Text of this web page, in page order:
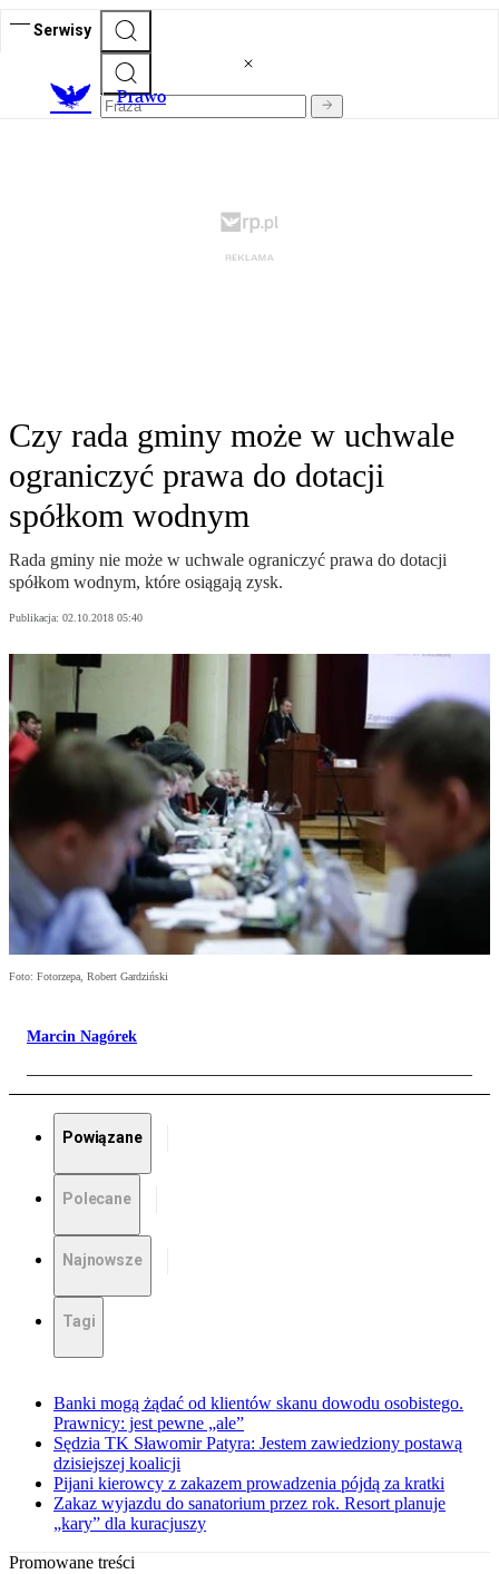
Serwisy
Prawo
Czy rada gminy może w uchwale
ograniczyć prawa do dotacji
spółkom wodnym
Rada gminy nie może w uchwale ograniczyć prawa do dotacji
spółkom wodnym, które osiągają zysk.
Publikacja: 02.10.2018 05:40
Foto: Fotorzepa, Robert Gardziński
Marcin Nagórek
Powiązane
Polecane
Najnowsze
Tagi
Banki mogą żądać od klientów skanu dowodu osobistego.
Prawnicy: jest pewne „ale”
Sędzia TK Sławomir Patyra: Jestem zawiedziony postawą
dzisiejszej koalicji
Pijani kierowcy z zakazem prowadzenia pójdą za kratki
Zakaz wyjazdu do sanatorium przez rok. Resort planuje
„kary” dla kuracjuszy
Promowane treści